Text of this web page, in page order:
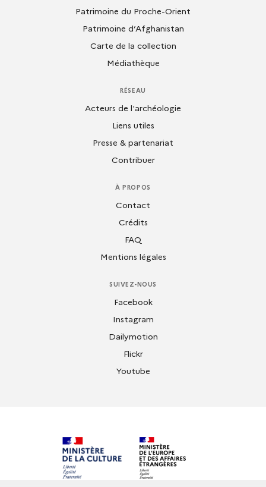
Patrimoine du Proche-Orient
Patrimoine d’Afghanistan
Carte de la collection
Médiathèque
RÉSEAU
Acteurs de l'archéologie
Liens utiles
Presse & partenariat
Contribuer
À PROPOS
Contact
Crédits
FAQ
Mentions légales
SUIVEZ-NOUS
Facebook
Instagram
Dailymotion
Flickr
Youtube